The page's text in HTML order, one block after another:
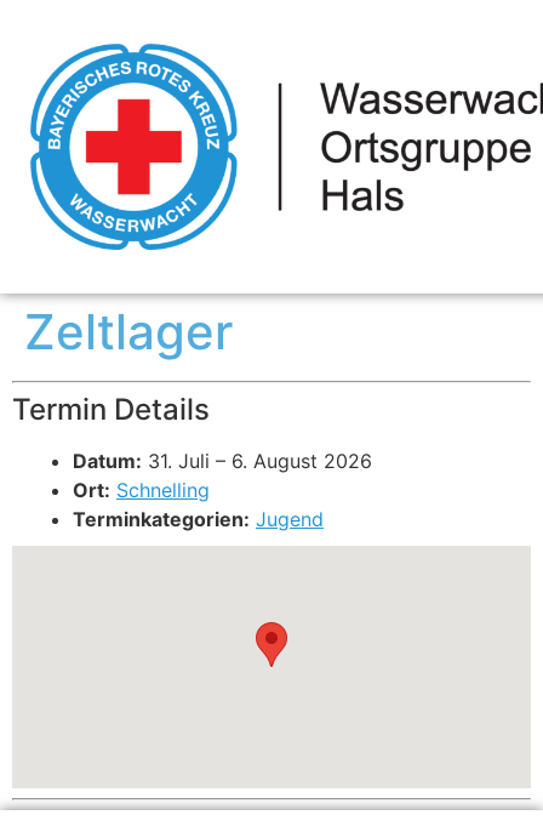
Zeltlager
Termin Details
Datum: 31. Juli – 6. August 2026
Ort: Schnelling
Terminkategorien: Jugend